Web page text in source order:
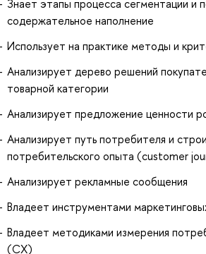
Знает этапы процесса сегментации и
содержательное наполнение
Использует на практике методы и
Анализирует дерево решений
товарной категории
Анализирует предложение ценности
Анализирует путь потребителя и
потребительского опыта (customer
Анализирует рекламные сообщения
Владеет инструментами
Владеет методиками измерения
(СХ)